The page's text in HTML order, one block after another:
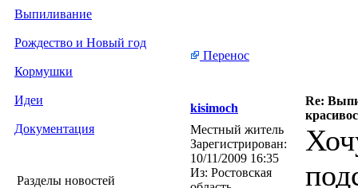
Выпиливание
Рождество и Новый год
Кормушки
Идеи
Документация
Разделы новостей
Перенос
kisimoch
Re:
Местный житель
Зарегистрирован:
10/11/2009 16:35
Из: Ростовская